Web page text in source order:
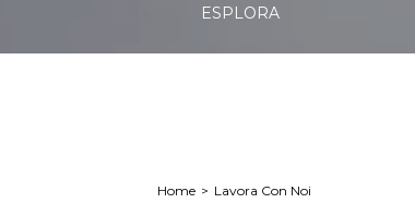
ESPLORA
Home Lavora Con Noi